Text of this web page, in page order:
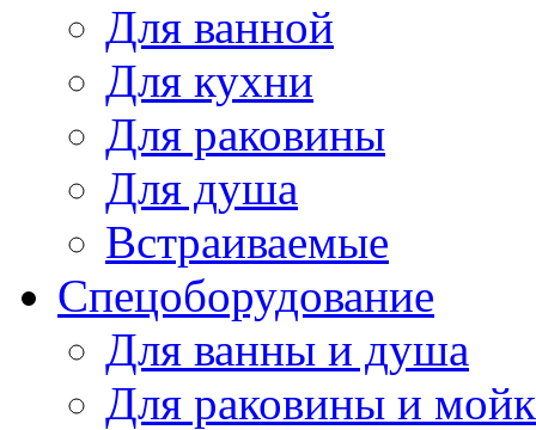
Для ванной
Для кухни
Для раковины
Для душа
Встраиваемые
Спецоборудование
Для ванны и душа
Для раковины и